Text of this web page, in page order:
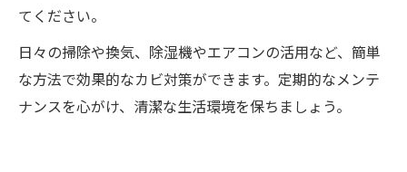
てください。
日々の掃除や換気、除湿機やエアコンの活用など、簡単
な方法で効果的なカビ対策ができます。定期的なメンテ
ナンスを心がけ、清潔な生活環境を保ちましょう。